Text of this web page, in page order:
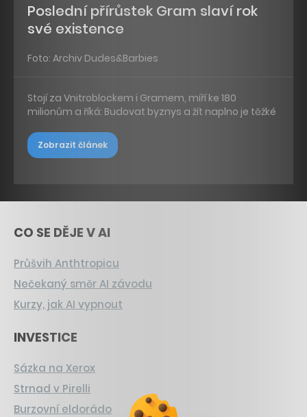
Poslední přírůstek Gram slaví rok
své existence
Foto: Archiv Dudes&Barbies
Stojí za Vnitroblockem i Gramem, míří ke 180
milionům a říká: Budovat byznys a žít naplno je těžké
Zobrazit článek
CO SE DĚJE V AI
Průšvih Anthtropicu
Nečekaný směr AI závodu
Kurzy, jak AI vypnout
INVESTICE
Sázka na Xerox
Strnad v Pirelli
Burzovní eldorádo